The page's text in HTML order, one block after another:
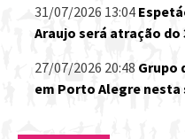
31/07/2026 13:04
Araujo será atração do
27/07/2026 20:48 Grupo
em Porto Alegre